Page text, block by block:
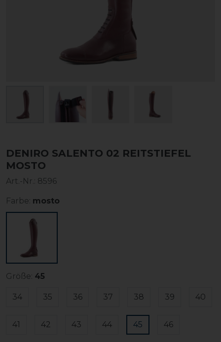
DENIRO SALENTO 02 REITSTIEFEL
MOSTO
Art.-Nr.: 8596
Farbe: mosto
Größe: 45
34 35 36 37 38 39 40
41 42 43 44 45 46